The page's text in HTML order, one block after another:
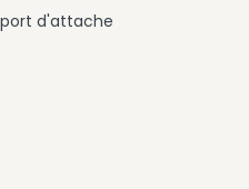
d'attache